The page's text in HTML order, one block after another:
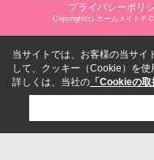
プライバシーポリ
Copyright(c) ホームメイトＦ
当サイトでは、お客様の当サイ
して、クッキー（Cookie）を使
詳しくは、当社の 「Cookieの